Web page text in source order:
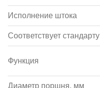
Исполнение штока
Соответствует стандарту
Функция
Диаметр поршня, мм